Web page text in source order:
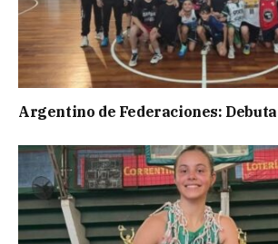
Argentino de Federaciones: